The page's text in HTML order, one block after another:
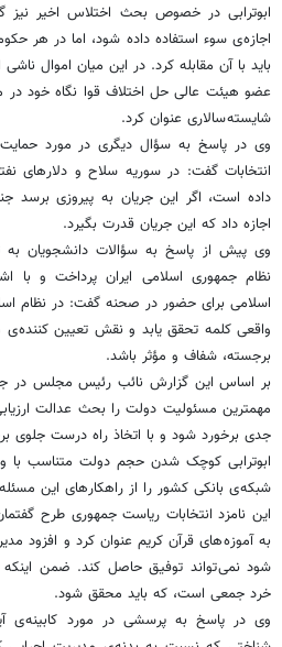
ابوترابی در خصوص بحث اختلاس اخیر نیز
اجازه ی سوء استفاده داده شود، اما در هر
باید با آن مقابله کرد. در این میان اموال
عضو هیئت عالی حل اختلاف قوا نگاه خود در
شایسته سالاری عنوان کرد.
وی در پاسخ به سؤال دیگری در مورد
انتخابات گفت: در سوریه سلاح و دلارهای
داده است، اگر این جریان به پیروزی برسد
اجازه داد که این جریان قدرت بگیرد.
وی پیش از پاسخ به سؤالات دانشجویان
نظام جمهوری اسلامی ایران پرداخت و با
اسلامی برای حضور در صحنه گفت: در نظام
واقعی کلمه تحقق یابد و نقش تعیین
برجسته، شفاف و مؤثر باشد.
بر اساس این گزارش نائب رئیس مجلس در
مهمترین مسئولیت دولت را بحث عدالت
جدی برخورد شود و با اتخاذ راه درست جلوی
ابوترابی کوچک شدن حجم دولت متناسب با
شبکه ی بانکی کشور را از راهکارهای این مسئله
این نامزد انتخابات ریاست جمهوری طرح
به آموزه های قرآن کریم عنوان کرد و افزود
شود نمی تواند توفیق حاصل کند. ضمن
خرد جمعی است، که باید محقق شود.
وی در پاسخ به پرسشی در مورد کابینه ی